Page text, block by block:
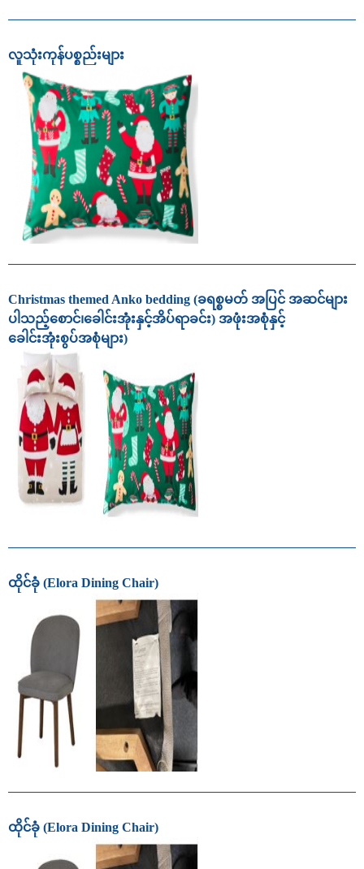
လူသုံးကုန်ပစ္စည်းများ
Christmas themed Anko bedding (ခရစ္စမတ် အပြင် အဆင်များ
ပါသည့်စောင်၊ခေါင်းအုံးနှင့်အိပ်ရာခင်း) အဖုံးအစုံနှင့်
ခေါင်းအုံးစွပ်အစုံများ)
ထိုင်ခုံ (Elora Dining Chair)
ထိုင်ခုံ (Elora Dining Chair)